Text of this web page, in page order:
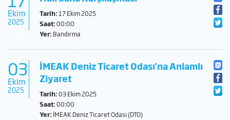
Ekim
2025
Tarih:17 Ekim 2025
Saat:00:00
Yer: Bandırma
03
Ekim
2025
İMEAK Deniz Ticaret Odası'na Anlamlı
Ziyaret
Tarih:03 Ekim 2025
Saat:00:00
Yer: İMEAK Deniz Ticaret Odası (DTO)